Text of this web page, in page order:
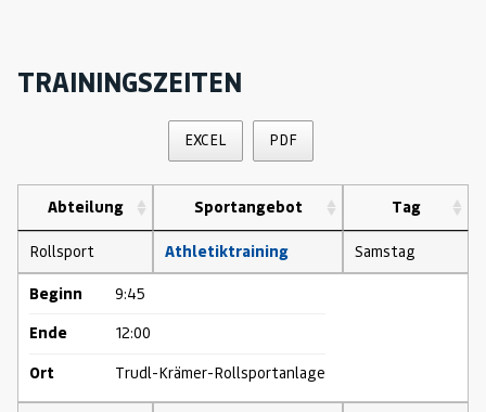
TRAININGSZEITEN
EXCEL PDF
Abteilung Sportangebot Tag
Rollsport Athletiktraining Samstag
Beginn 9:45
Ende 12:00
Ort Trudl-Krämer-Rollsportanlage